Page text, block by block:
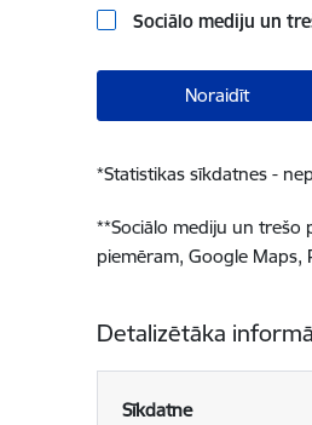
Sociālo mediju un
Noraidīt
*Statistikas sīkdatnes -
**Sociālo mediju un trešo
piemēram, Google Maps,
Detalizētāka
Sīkdatne